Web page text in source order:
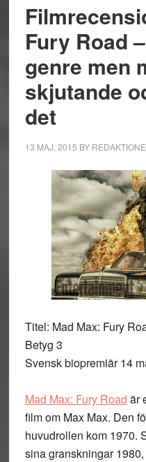
Fury Road
genre men
skjutande
det
13 MAJ, 2015 BY
Titel: Mad Max: Fury
Betyg 3
Svensk biopremiär 14
Mad Max: Fury Road är
film om Max Max. Den
huvudrollen kom 1970.
sina granskningar